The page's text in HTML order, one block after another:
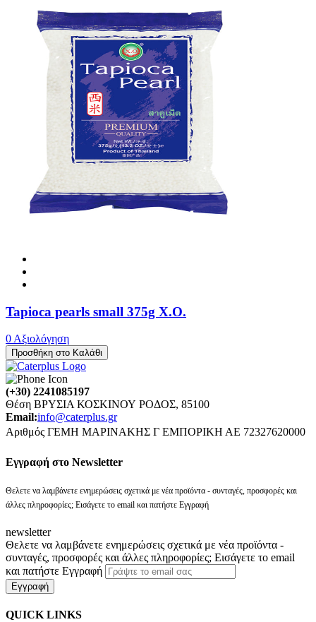
Tapioca pearls small 375g X.O.
0 Αξιολόγηση
Προσθήκη στο Καλάθι
(+30) 2241085197
Θέση ΒΡΥΣΙΑ ΚΟΣΚΙΝΟΥ ΡΟΔΟΣ, 85100
Email:info@caterplus.gr
Αριθμός ΓΕΜΗ ΜΑΡΙΝΑΚΗΣ Γ ΕΜΠΟΡΙΚΗ ΑΕ 72327620000
Eγγραφή στο Newsletter
Θελετε να λαμβάνετε ενημερώσεις σχετικά με νέα προϊόντα - συνταγές, προσφορές και
άλλες πληροφορίες; Εισάγετε το email και πατήστε Εγγραφή
newsletter
Θελετε να λαμβάνετε ενημερώσεις σχετικά με νέα προϊόντα -
συνταγές, προσφορές και άλλες πληροφορίες; Εισάγετε το email
και πατήστε Εγγραφή
Εγγραφή
QUICK LINKS